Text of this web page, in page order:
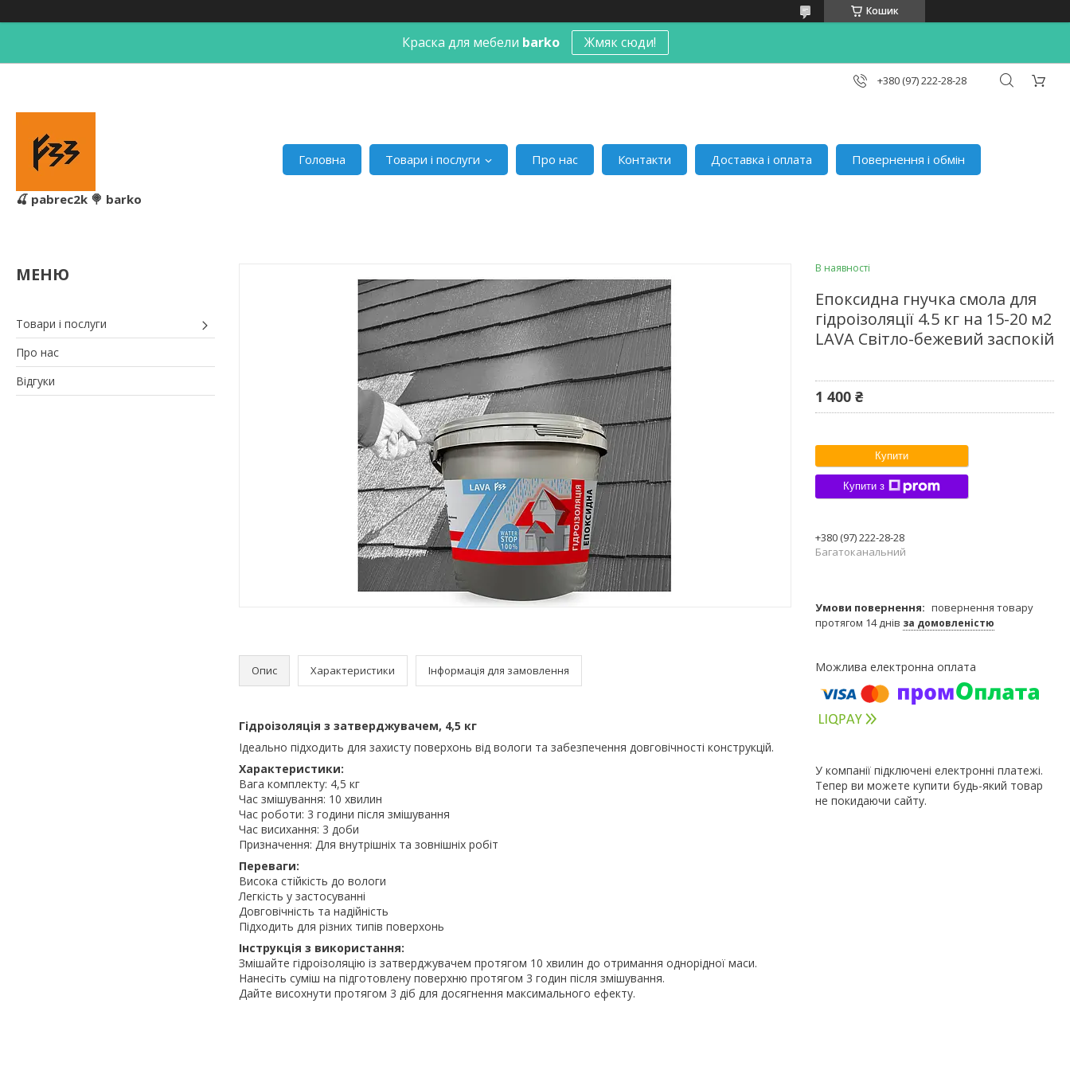
Кошик
Краска для мебели barko Жмяк сюди!
+380 (97) 222-28-28
🍒 pabrec2k 🍭 barko
Головна Товари і послуги Про нас Контакти Доставка і оплата Повернення і обмін
Товари і послуги
Про нас
Відгуки
Опис Характеристики Інформація для замовлення
Гідроізоляція з затверджувачем, 4,5 кг
Ідеально підходить для захисту поверхонь від вологи та забезпечення довговічності конструкцій.
Характеристики:
Вага комплекту: 4,5 кг
Час змішування: 10 хвилин
Час роботи: 3 години після змішування
Час висихання: 3 доби
Призначення: Для внутрішніх та зовнішніх робіт
Переваги:
Висока стійкість до вологи
Легкість у застосуванні
Довговічність та надійність
Підходить для різних типів поверхонь
Інструкція з використання:
Змішайте гідроізоляцію із затверджувачем протягом 10 хвилин до отримання однорідної маси.
Нанесіть суміш на підготовлену поверхню протягом 3 годин після змішування.
Дайте висохнути протягом 3 діб для досягнення максимального ефекту.
В наявності
Епоксидна гнучка смола для
гідроізоляції 4.5 кг на 15-20 м2
LAVA Світло-бежевий заспокій
1 400 ₴
Купити
Купити з
+380 (97) 222-28-28
Багатоканальний
повернення товару
протягом 14 днів за домовленістю
У компанії підключені електронні платежі.
Тепер ви можете купити будь-який товар
не покидаючи сайту.